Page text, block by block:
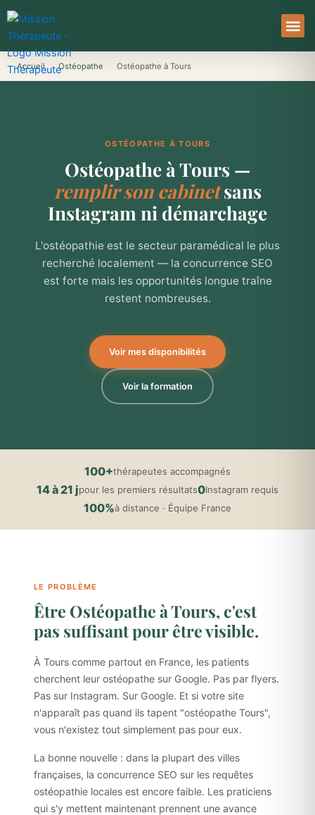
Aller
au
contenu
Accueil › Ostéopathe Ostéopathe à Tours
OSTÉOPATHE À TOURS
Ostéopathe à Tours —
remplir son cabinetsans
Instagram ni démarchage
L'ostéopathie est le secteur paramédical le plus
recherché localement — la concurrence SEO
est forte mais les opportunités longue traîne
restent nombreuses.
Voir mes disponibilités
Voir la formation
100+thérapeutes accompagnés
14 à 21 jpour les premiers résultats0Instagram requis
100%à distance · Équipe France
LE PROBLÈME
Être Ostéopathe à Tours, c'est
pas suffisant pour être visible.
À Tours comme partout en France, les patients
cherchent leur ostéopathe sur Google. Pas par flyers.
Pas sur Instagram. Sur Google. Et si votre site
n'apparaît pas quand ils tapent "ostéopathe Tours",
vous n'existez tout simplement pas pour eux.
La bonne nouvelle : dans la plupart des villes
françaises, la concurrence SEO sur les requêtes
ostéopathie locales est encore faible. Les praticiens
qui s'y mettent maintenant prennent une avance